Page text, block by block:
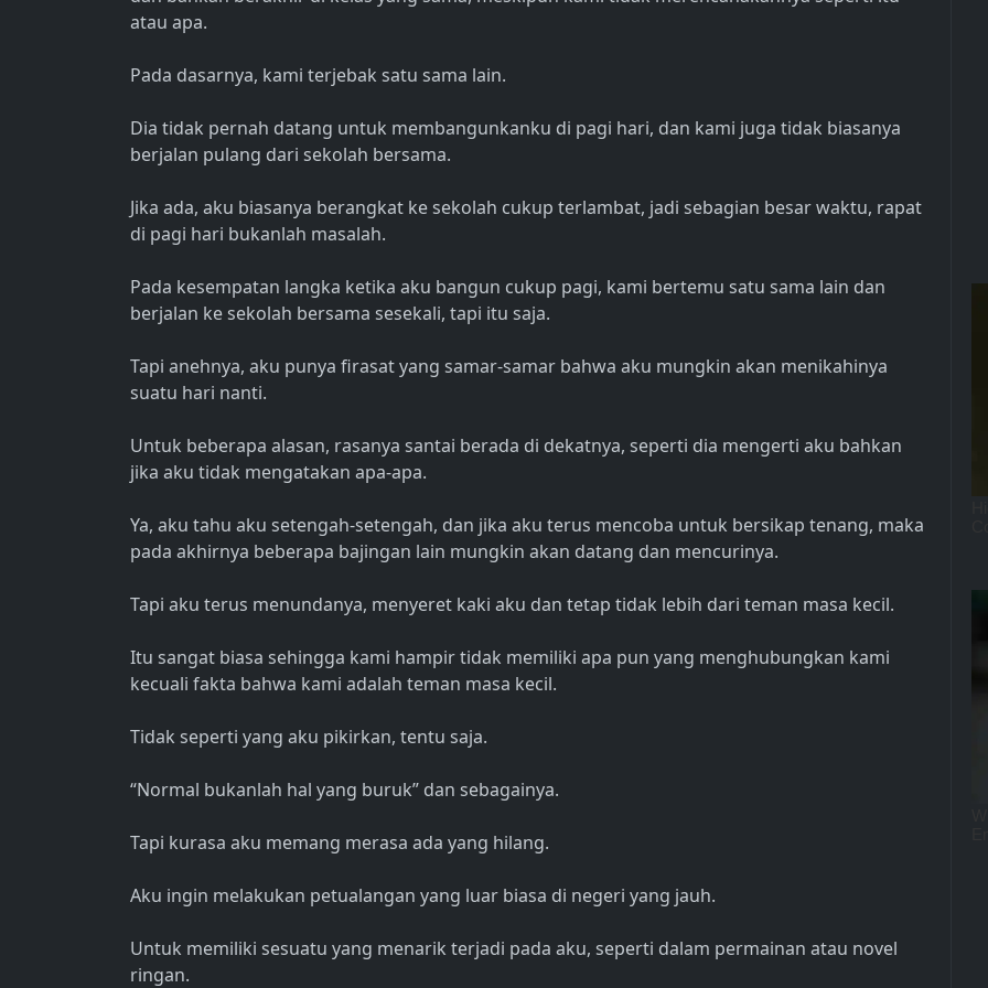
atau apa.
Pada dasarnya, kami terjebak satu sama lain.
Dia tidak pernah datang untuk membangunkanku di pagi hari, dan kami juga tidak biasanya
berjalan pulang dari sekolah bersama.
Jika ada, aku biasanya berangkat ke sekolah cukup terlambat, jadi sebagian besar waktu, rapat
di pagi hari bukanlah masalah.
Pada kesempatan langka ketika aku bangun cukup pagi, kami bertemu satu sama lain dan
berjalan ke sekolah bersama sesekali, tapi itu saja.
Tapi anehnya, aku punya firasat yang samar-samar bahwa aku mungkin akan menikahinya
suatu hari nanti.
Untuk beberapa alasan, rasanya santai berada di dekatnya, seperti dia mengerti aku bahkan
jika aku tidak mengatakan apa-apa.
Ya, aku tahu aku setengah-setengah, dan jika aku terus mencoba untuk bersikap tenang, maka
pada akhirnya beberapa bajingan lain mungkin akan datang dan mencurinya.
Tapi aku terus menundanya, menyeret kaki aku dan tetap tidak lebih dari teman masa kecil.
Itu sangat biasa sehingga kami hampir tidak memiliki apa pun yang menghubungkan kami
kecuali fakta bahwa kami adalah teman masa kecil.
Tidak seperti yang aku pikirkan, tentu saja.
“Normal bukanlah hal yang buruk” dan sebagainya.
Tapi kurasa aku memang merasa ada yang hilang.
Aku ingin melakukan petualangan yang luar biasa di negeri yang jauh.
Untuk memiliki sesuatu yang menarik terjadi pada aku, seperti dalam permainan atau novel
ringan.